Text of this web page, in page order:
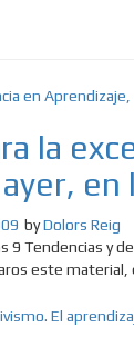
la
en
byDolors Reig
9 Tendencias y
este material,